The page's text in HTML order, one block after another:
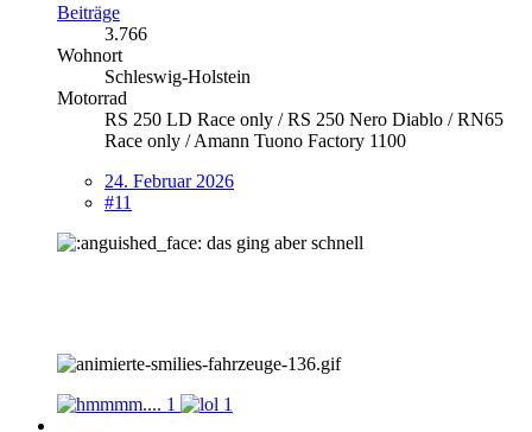
Beiträge
3.766
Wohnort
Schleswig-Holstein
Motorrad
RS 250 LD Race only / RS 250 Nero Diablo / RN65
Race only / Amann Tuono Factory 1100
24. Februar 2026
#11
das ging aber schnell
1 1